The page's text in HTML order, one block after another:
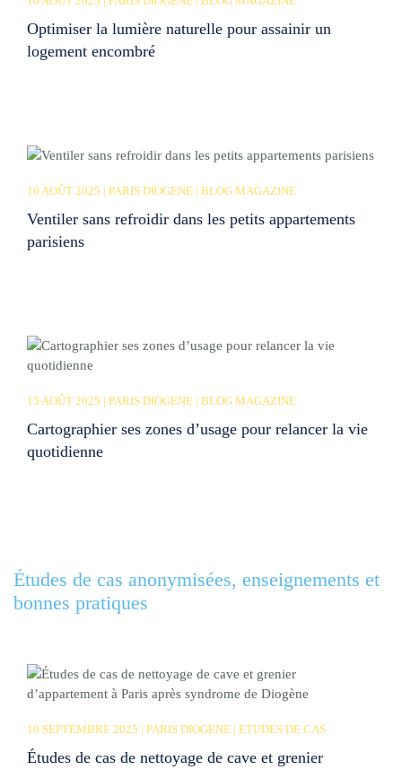
Optimiser la lumière naturelle pour assainir un
logement encombré
16 AOÛT 2025 | PARIS DIOGENE | BLOG MAGAZINE
Ventiler sans refroidir dans les petits appartements
parisiens
15 AOÛT 2025 | PARIS DIOGENE | BLOG MAGAZINE
Cartographier ses zones d’usage pour relancer la vie
quotidienne
Études de cas anonymisées, enseignements et
bonnes pratiques
10 SEPTEMBRE 2025 | PARIS DIOGENE | ETUDES DE CAS
Études de cas de nettoyage de cave et grenier